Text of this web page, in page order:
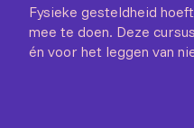
Fysieke gesteldheid
mee te doen. Deze
én voor het leggen van